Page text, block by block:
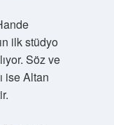
ilk stüdyo
Söz ve
ise Altan